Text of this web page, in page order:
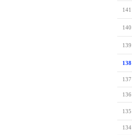
141
140
139
138
137
136
135
134